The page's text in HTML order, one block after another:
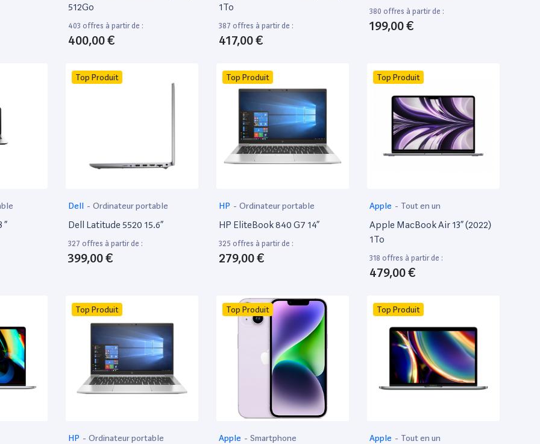
512Go
403 offres à partir de :
400,00 €
1To
387 offres à partir de :
417,00 €
380 offres à partir de :
199,00 €
”
Top Produit
Dell - Ordinateur portable
Dell Latitude 5520 15.6”
327 offres à partir de :
399,00 €
Top Produit
HP - Ordinateur portable
HP EliteBook 840 G7 14”
325 offres à partir de :
279,00 €
Top Produit
Apple - Tout en un
Apple MacBook Air 13” (2022)
1To
318 offres à partir de :
479,00 €
Top Produit
HP - Ordinateur portable
Top Produit
Apple - Smartphone
Top Produit
Apple - Tout en un